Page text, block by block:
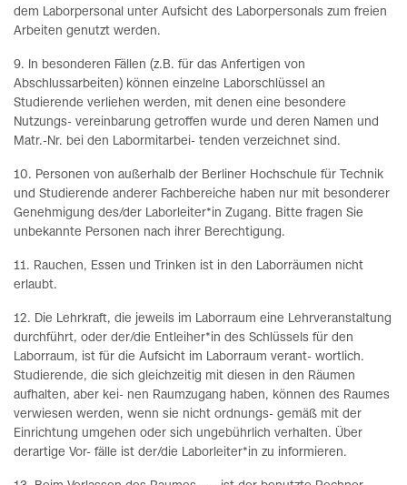
dem Laborpersonal unter Aufsicht des Laborpersonals zum freien
Arbeiten genutzt werden.
9. In besonderen Fällen (z.B. für das Anfertigen von
Abschlussarbeiten) können einzelne Laborschlüssel an
Studierende verliehen werden, mit denen eine besondere
Nutzungs- vereinbarung getroffen wurde und deren Namen und
Matr.-Nr. bei den Labormitarbei- tenden verzeichnet sind.
10. Personen von außerhalb der Berliner Hochschule für Technik
und Studierende anderer Fachbereiche haben nur mit besonderer
Genehmigung des/der Laborleiter*in Zugang. Bitte fragen Sie
unbekannte Personen nach ihrer Berechtigung.
11. Rauchen, Essen und Trinken ist in den Laborräumen nicht
erlaubt.
12. Die Lehrkraft, die jeweils im Laborraum eine Lehrveranstaltung
durchführt, oder der/die Entleiher*in des Schlüssels für den
Laborraum, ist für die Aufsicht im Laborraum verant- wortlich.
Studierende, die sich gleichzeitig mit diesen in den Räumen
aufhalten, aber kei- nen Raumzugang haben, können des Raumes
verwiesen werden, wenn sie nicht ordnungs- gemäß mit der
Einrichtung umgehen oder sich ungebührlich verhalten. Über
derartige Vor- fälle ist der/die Laborleiter*in zu informieren.